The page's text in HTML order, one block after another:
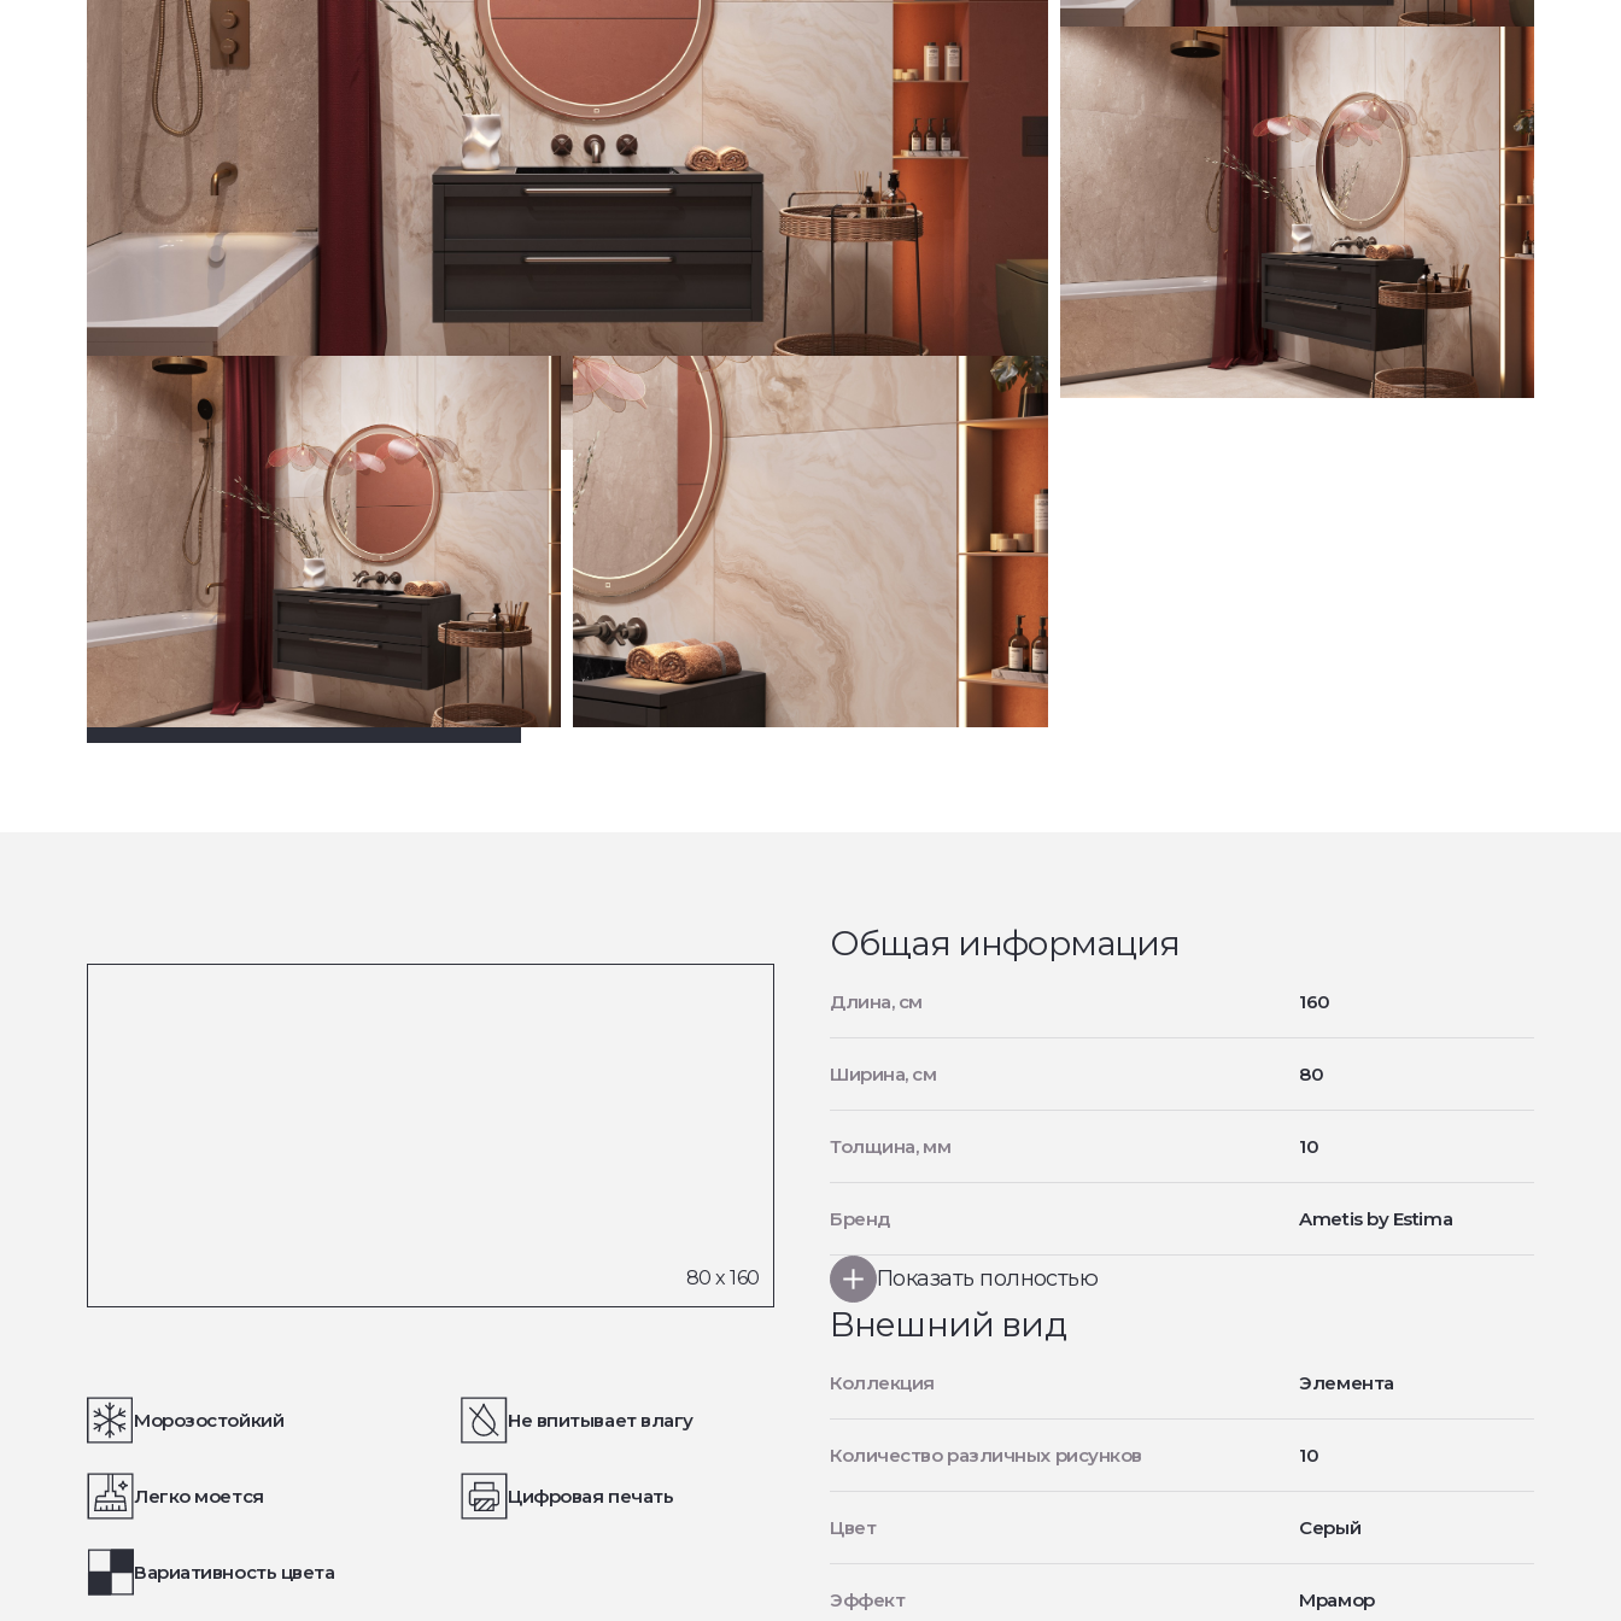
Посмотреть все проекты
Морозостойкий Не впитывает влагу
Легко моется Цифровая печать
Вариативность цвета
Общая информация
Длина, см 160
Ширина, см 80
Толщина, мм 10
Бренд Ametis by Estima
Показать полностью
Внешний вид
Коллекция Элемента
Количество различных рисунков 10
Цвет Серый
Эффект Мрамор